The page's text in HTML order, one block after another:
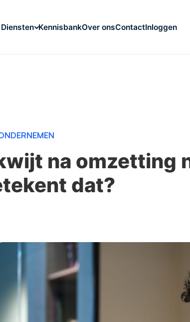
Diensten KennisbankOver onsContactInloggen
na omzetting
dat?